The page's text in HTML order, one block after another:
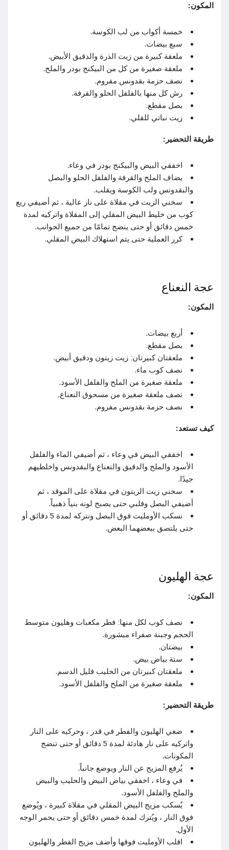
المكون:
خمسة أكواب من لب الكوسة.
سبع بيضات.
ملعقة كبيرة من زيت الذرة والدقيق الأبيض.
ملعقة صغيرة من كل من البيكنج بودر والملح.
نصف حزمة بقدونس مفروم.
رش كل منها بالفلفل الحلو والقرفة.
بصل مقطع.
زيت نباتي للقلي.
طريقة التحضير:
اخفقي البيض والبيكنج بودر في وعاء.
يضاف الملح والقرفة والفلفل الحلو والبصل
والبقدونس ولب الكوسة ويقلب.
سخني الزيت في مقلاة على نار عالية ، ثم أضيفي ربع
كوب من خليط البيض المقلي إلى المقلاة واتركيه لمدة
خمس دقائق أو حتى ينضج تمامًا من جميع الجوانب.
كرر العملية حتى يتم استهلاك البيض المقلي.
عجة النعناع
المكون:
أربع بيضات.
بصل مقطع.
ملعقتان كبيرتان: زيت زيتون ودقيق أبيض.
نصف كوب ماء.
ملعقة صغيرة من الملح والفلفل الأسود.
نصف ملعقة صغيرة من مسحوق النعناع.
نصف حزمة بقدونس مفروم.
كيف تستعد:
اخفقي البيض في وعاء ، ثم أضيفي الماء والفلفل
الأسود والملح والدقيق والنعناع والبقدونس واخلطيهم
جيدًا.
سخني زيت الزيتون في مقلاة على الموقد ، ثم
أضيفي البصل وقلبي حتى يصبح لونه بنياً ذهبياً.
نسكب الأومليت فوق البصل ونتركه لمدة 5 دقائق أو
حتى يلتصق ببعضهما البعض.
عجة الهليون
المكون:
نصف كوب لكل منها: فطر مكعبات وهليون متوسط ​​
الحجم وجبنة صفراء مبشورة.
بيضتان.
ستة بياض بيض.
ملعقتان كبيرتان من الحليب قليل الدسم.
ملعقة صغيرة من الملح والفلفل الأسود.
طريقة التحضير:
ضعي الهليون والفطر في قدر ، وحركيه على النار
واتركيه على نار هادئة لمدة 5 دقائق أو حتى تنضج
المكونات.
يُرفع المزيج عن النار ويوضع جانباً.
في وعاء ، اخفقي بياض البيض والحليب والبيض
والملح والفلفل الأسود.
يُسكب مزيج البيض المقلي في مقلاة كبيرة ، ويُوضع
فوق النار ، ويُترك لمدة خمس دقائق أو حتى يحمر الوجه
الأول.
اقلب الأومليت فوقها وأضف مزيج الفطر والهليون